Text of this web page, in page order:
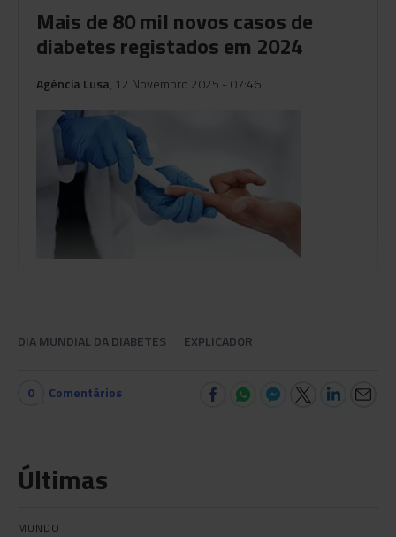
Mais de 80 mil novos casos de
diabetes registados em 2024
Agência Lusa, 12 Novembro 2025 - 07:46
DIA MUNDIAL DA DIABETES EXPLICADOR
0 Comentários
Últimas
MUNDO